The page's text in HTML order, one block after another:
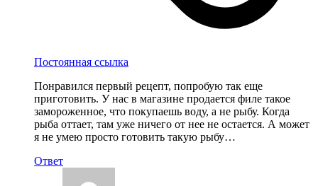
Постоянная ссылка
Понравился первый рецепт, попробую так еще
приготовить. У нас в магазине продается филе такое
замороженное, что покупаешь воду, а не рыбу. Когда
рыба оттает, там уже ничего от нее не остается. А может
я не умею просто готовить такую рыбу…
Ответ